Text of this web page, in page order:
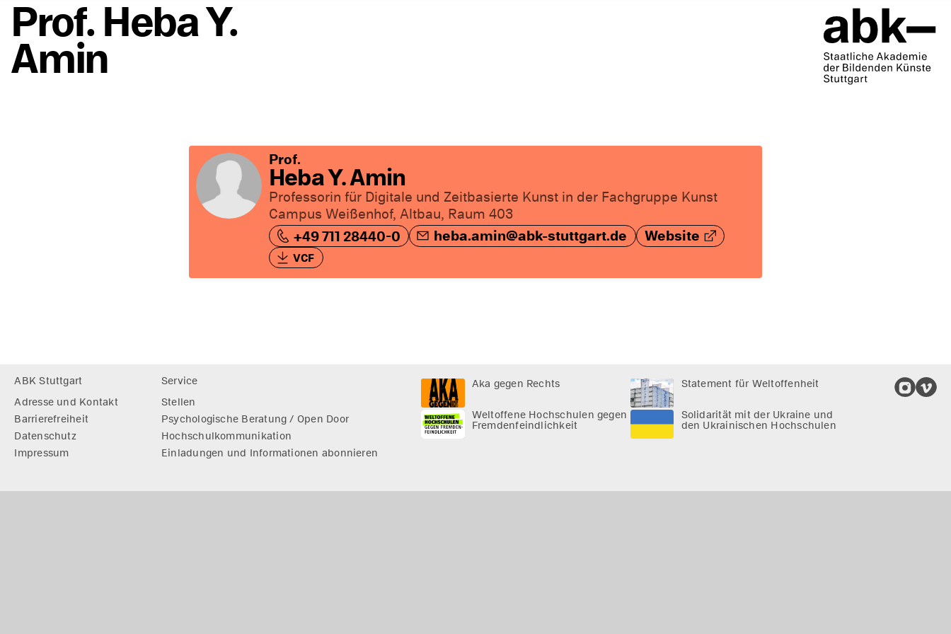
Prof. Heba Y.
Amin
Prof.
Heba Y. Amin
Professorin für Digitale und Zeitbasierte Kunst in der Fachgruppe Kunst
Campus Weißenhof, Altbau, Raum 403
+49 711 28440-0
heba.amin@abk-stuttgart.de Website
VCF
ABK Stuttgart
Adresse und Kontakt
Barrierefreiheit
Datenschutz
Impressum
Service
Stellen
Psychologische Beratung / Open Door
Hochschulkommunikation
Einladungen und Informationen abonnieren
Aka gegen Rechts Statement für Weltoffenheit
Weltoffene Hochschulen gegen
Fremdenfeindlichkeit
Solidarität mit der Ukraine und
den Ukrainischen Hochschulen